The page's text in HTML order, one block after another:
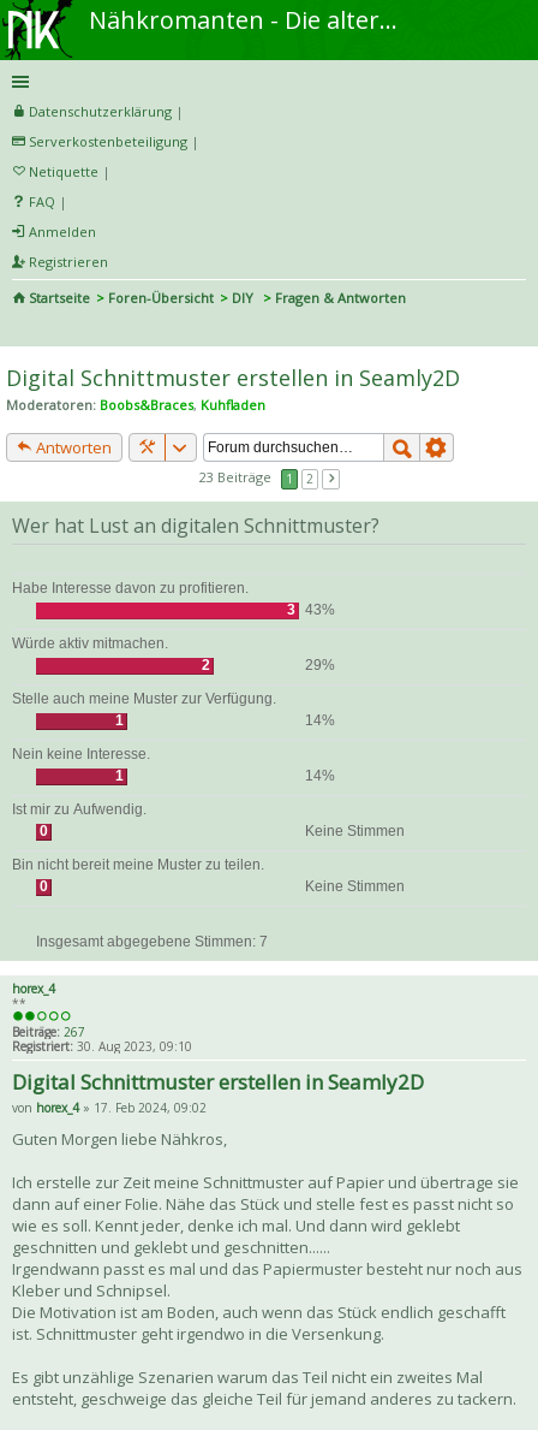
Nähkromanten - Die alternative Näh- und DIY-Community
Datenschutzerklärung |
Serverkostenbeteiligung |
Netiquette |
FAQ |
Anmelden
Registrieren
Startseite
Foren-Übersicht DIY
Fragen & Antworten
he
Digital Schnittmuster erstellen in Seamly2D
Moderatoren: Boobs&Braces, Kuhfladen
Antworten
23 Beiträge 1 2
Wer hat Lust an digitalen Schnittmuster?
Habe Interesse davon zu profitieren.
3 43%
Würde aktiv mitmachen.
2
29%
Stelle auch meine Muster zur Verfügung.
1
14%
Nein keine Interesse.
1
14%
Ist mir zu Aufwendig.
0
Keine Stimmen
Bin nicht bereit meine Muster zu teilen.
0
Keine Stimmen
Insgesamt abgegebene Stimmen: 7
horex_4
**
Beiträge: 267
Registriert: 30. Aug 2023, 09:10
Digital Schnittmuster erstellen in Seamly2D
von horex_4» 17. Feb 2024, 09:02
Guten Morgen liebe Nähkros,
Ich erstelle zur Zeit meine Schnittmuster auf Papier und übertrage sie
dann auf einer Folie. Nähe das Stück und stelle fest es passt nicht so
wie es soll. Kennt jeder, denke ich mal. Und dann wird geklebt
geschnitten und geklebt und geschnitten......
Irgendwann passt es mal und das Papiermuster besteht nur noch aus
Kleber und Schnipsel.
Die Motivation ist am Boden, auch wenn das Stück endlich geschafft
ist. Schnittmuster geht irgendwo in die Versenkung.
Es gibt unzählige Szenarien warum das Teil nicht ein zweites Mal
entsteht, geschweige das gleiche Teil für jemand anderes zu tackern.